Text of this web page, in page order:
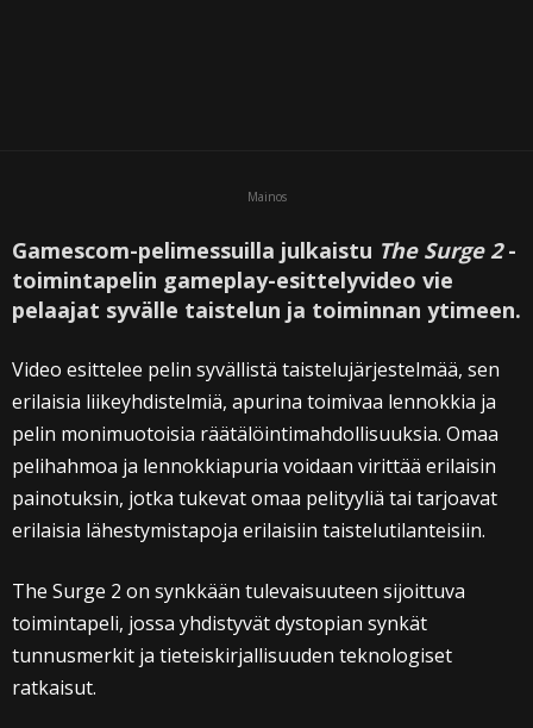
Mainos
Gamescom-pelimessuilla julkaistu The Surge 2-
toimintapelin gameplay-esittelyvideo vie
pelaajat syvälle taistelun ja toiminnan ytimeen.
Video esittelee pelin syvällistä taistelujärjestelmää, sen
erilaisia liikeyhdistelmiä, apurina toimivaa lennokkia ja
pelin monimuotoisia räätälöintimahdollisuuksia. Omaa
pelihahmoa ja lennokkiapuria voidaan virittää erilaisin
painotuksin, jotka tukevat omaa pelityyliä tai tarjoavat
erilaisia lähestymistapoja erilaisiin taistelutilanteisiin.
The Surge 2 on synkkään tulevaisuuteen sijoittuva
toimintapeli, jossa yhdistyvät dystopian synkät
tunnusmerkit ja tieteiskirjallisuuden teknologiset
ratkaisut.